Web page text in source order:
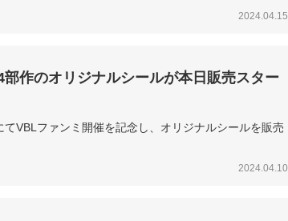
2024.04.15
部作のオリジナルシールが本日販売スター
てVBLファンミ開催を記念し、オリジナルシールを販売
2024.04.10